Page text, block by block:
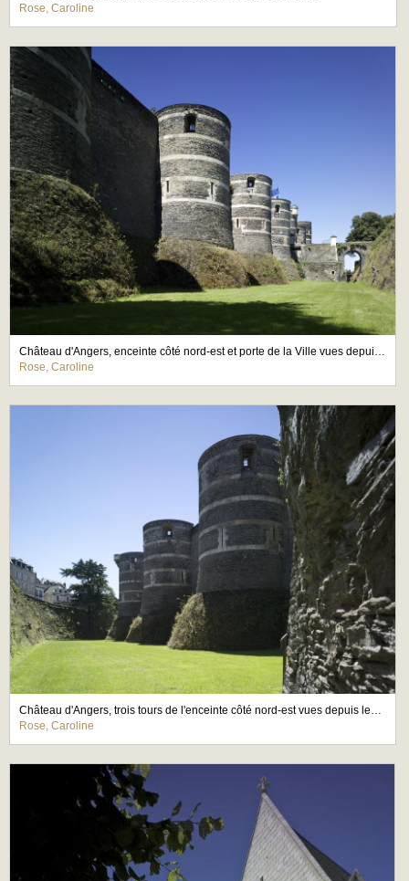
Rose, Caroline
Château d'Angers, enceinte côté nord-est et porte de la Ville vues depuis les fossés
Rose, Caroline
Château d'Angers, trois tours de l'enceinte côté nord-est vues depuis les fossés
Rose, Caroline